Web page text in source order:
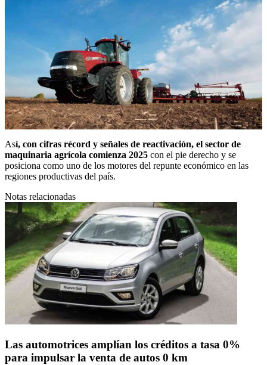
Así, con cifras récord y señales de reactivación, el sector de
maquinaria agrícola comienza 2025 con el pie derecho y se
posiciona como uno de los motores del repunte económico en las
regiones productivas del país.
Notas relacionadas
Las automotrices amplían los créditos a tasa 0%
para impulsar la venta de autos 0 km